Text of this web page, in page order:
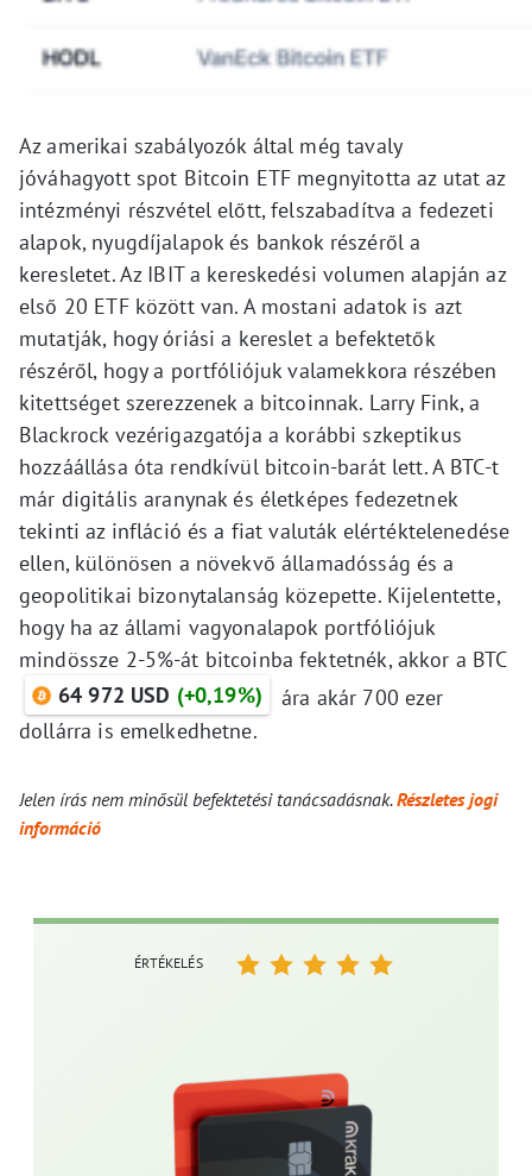
Az amerikai szabályozók által még tavaly
jóváhagyott spot Bitcoin ETF megnyitotta az utat az
intézményi részvétel előtt, felszabadítva a fedezeti
alapok, nyugdíjalapok és bankok részéről a
keresletet. Az IBIT a kereskedési volumen alapján az
első 20 ETF között van. A mostani adatok is azt
mutatják, hogy óriási a kereslet a befektetők
részéről, hogy a portfóliójuk valamekkora részében
kitettséget szerezzenek a bitcoinnak. Larry Fink, a
Blackrock vezérigazgatója a korábbi szkeptikus
hozzáállása óta rendkívül bitcoin-barát lett. A BTC-t
már digitális aranynak és életképes fedezetnek
tekinti az infláció és a fiat valuták elértéktelenedése
ellen, különösen a növekvő államadósság és a
geopolitikai bizonytalanság közepette. Kijelentette,
hogy ha az állami vagyonalapok portfóliójuk
mindössze 2-5%-át bitcoinba fektetnék, akkor a BTC
64 972 USD (+0,19%)
ára akár 700 ezer
dollárra is emelkedhetne.
Jelen írás nem minősül befektetési tanácsadásnak.Részletes jogi
információ
ÉRTÉKELÉS